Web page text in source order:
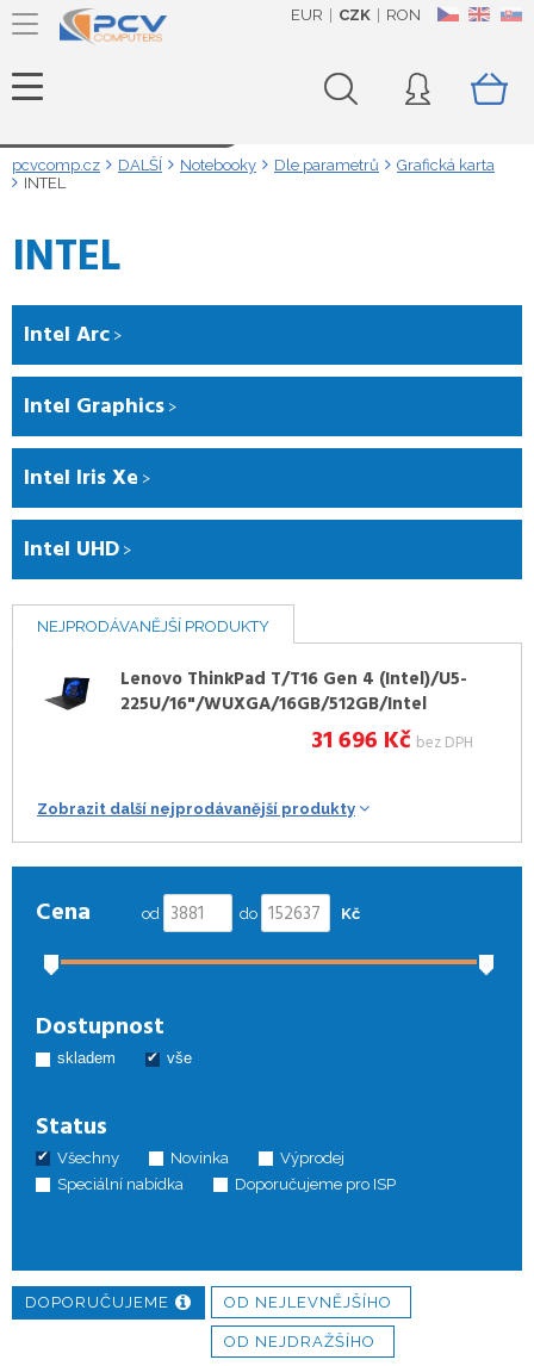
CZ EN SK
EUR CZK RON
pcvcomp.cz DALŠÍ Notebooky Dle parametrů
Grafická karta
INTEL
INTEL
Intel Arc
Intel Graphics
Intel Iris Xe
Intel UHD
NEJPRODÁVANĚJŠÍ PRODUKTY
Lenovo ThinkPad T/T16 Gen 4 (Intel)/U5-
225U/16"/WUXGA/16GB/512GB/Intel
int/W11P/Black/3R NBD31 696 Kč bez DPH
Zobrazit další nejprodávanější produkty
Cena od do Kč
Dostupnost
skladem vše
Status
Všechny Novinka
Výprodej
Speciální nabídka
Doporučujeme pro ISP
DOPORUČUJEME OD NEJLEVNĚJŠÍHO
OD NEJDRAŽŠÍHO